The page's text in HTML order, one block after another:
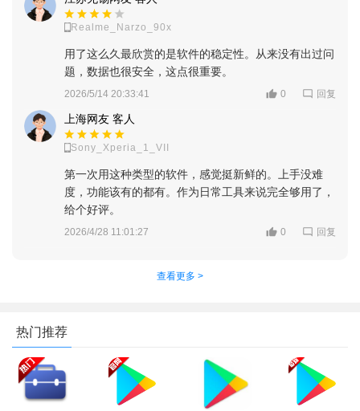
调性更强。
对复杂指令理解能力强，能准确还原用户的创意构思。
持续优化迭代，画质、风格、细节表现力会随模型更新不断
场景化适配，实用性极强
精准覆盖日常美图、电商修图、设计创作等高频场景，功能
针对性强，解决用户实际创作痛点，而非冗余功能堆砌。
Realme_Narzo_90x
用了这么久最欣赏的是软件的稳定性。从来没有出过问
题，数据也很安全，这点很重要。
2026/5/14 20:33:41 0 回复
上海网友 客人
Sony_Xperia_1_VII
第一次用这种类型的软件，感觉挺新鲜的。上手没难
度，功能该有的都有。作为日常工具来说完全够用了，
给个好评。
2026/4/28 11:01:27 0 回复
查看更多 >
热门推荐